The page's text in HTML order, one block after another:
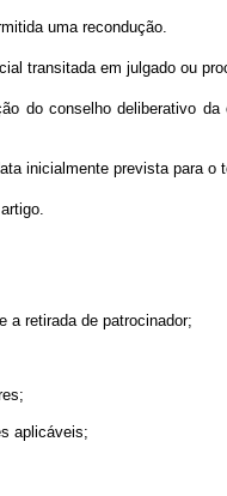
uma recondução.
transitada em julgado ou
do conselho deliberativo
inicialmente prevista para o
a retirada de patrocinador;
aplicáveis;